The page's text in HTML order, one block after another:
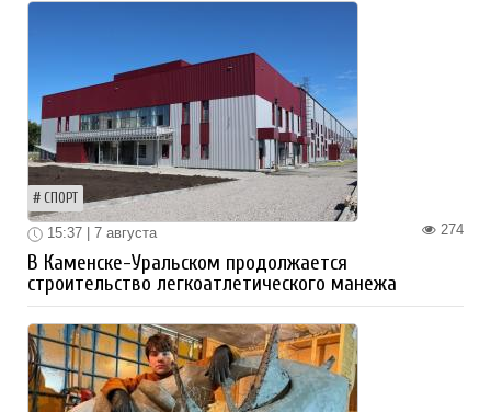
СПОРТ
274
15:37 | 7 августа
В Каменске-Уральском продолжается
строительство легкоатлетического манежа